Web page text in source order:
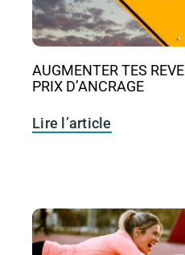
AUGMENTER TES
PRIX D’ANCRAGE
Lire l’article